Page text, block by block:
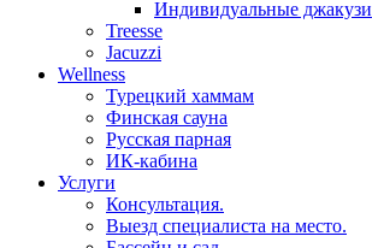
Индивидуальные джакузи
Treesse
Jacuzzi
Wellness
Турецкий хаммам
Финская сауна
Русская парная
ИК-кабина
Услуги
Консультация.
Выезд специалиста на место.